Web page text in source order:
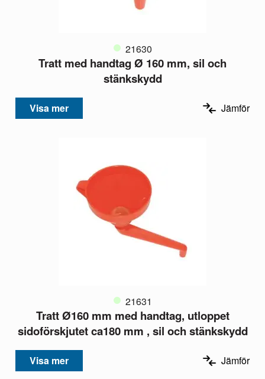
21630
Tratt med handtag Ø 160 mm, sil och
stänkskydd
Visa mer Jämför
21631
Tratt Ø160 mm med handtag, utloppet
sidoförskjutet ca180 mm , sil och stänkskydd
Visa mer Jämför